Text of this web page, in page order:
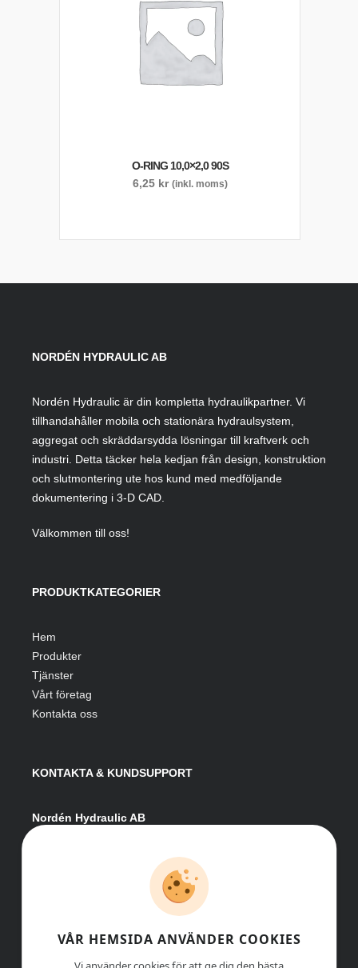
O-RING 10,0×2,0 90S
6,25 kr (inkl. moms)
NORDÉN HYDRAULIC AB
Nordén Hydraulic är din kompletta hydraulikpartner. Vi
tillhandahåller mobila och stationära hydraulsystem,
aggregat och skräddarsydda lösningar till kraftverk och
industri. Detta täcker hela kedjan från design, konstruktion
och slutmontering ute hos kund med medföljande
dokumentering i 3-D CAD.
Välkommen till oss!
PRODUKTKATEGORIER
Hem
Produkter
Tjänster
Vårt företag
Kontakta oss
KONTAKTA & KUNDSUPPORT
Nordén Hydraulic AB
info@nordenhydraulic.se
Org-nr: 556531-8424
VÅR HEMSIDA ANVÄNDER COOKIES